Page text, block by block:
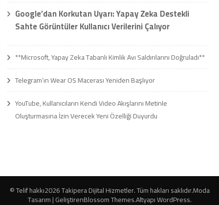
Google’dan Korkutan Uyarı: Yapay Zeka Destekli
Sahte Görüntüler Kullanıcı Verilerini Çalıyor
**Microsoft, Yapay Zeka Tabanlı Kimlik Avı Saldırılarını Doğruladı**
Telegram’ın Wear OS Macerası Yeniden Başlıyor
YouTube, Kullanıcıların Kendi Video Akışlarını Metinle
Oluşturmasına İzin Verecek Yeni Özelliği Duyurdu
© Telif hakkı2026Takipera Dijital Hizmetler. Tüm hakları saklıdır.Moda
Tasarım | GeliştirenBlossom Themes.AltyapıWordPress.